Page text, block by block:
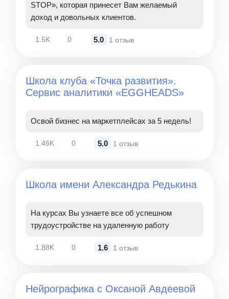
STOP», которая принесет Вам желаемый
доход и довольных клиентов.
1.5K 0 5.0 1 отзыв
Школа клуба «Точка развития».
Сервис аналитики «EGGHEADS»
Освой бизнес на маркетплейсах за 5 недель!
1.46K 0 5.0 1 отзыв
Школа имени Александра Редькина
На курсах Вы узнаете все об успешном
трудоустройстве на удаленную работу
1.88K 0 1.6 1 отзыв
Нейрографика с Оксаной Авдеевой